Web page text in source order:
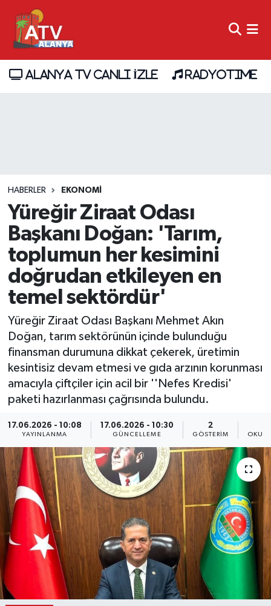
ALANYA TV CANLI İZLE RADYOTIME
HABERLER EKONOMİ
Yüreğir Ziraat Odası
Başkanı Doğan: 'Tarım,
toplumun her kesimini
doğrudan etkileyen en
temel sektördür'
Yüreğir Ziraat Odası Başkanı Mehmet Akın
Doğan, tarım sektörünün içinde bulunduğu
finansman durumuna dikkat çekerek, üretimin
kesintisiz devam etmesi ve gıda arzının korunması
amacıyla çiftçiler için acil bir ''Nefes Kredisi'
paketi hazırlanması çağrısında bulundu.
17.06.2026 - 10:08
YAYINLANMA
17.06.2026 - 10:30
GÜNCELLEME
2
GÖSTERIM